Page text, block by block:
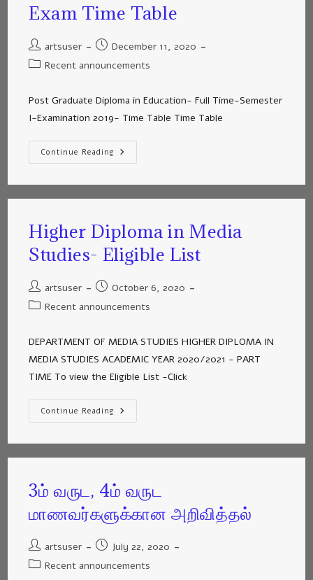
Exam Time Table
artsuser
December 11, 2020
Recent announcements
Post Graduate Diploma in Education- Full Time-Semester
I-Examination 2019- Time Table Time Table
Continue Reading
Higher Diploma in Media
Studies- Eligible List
artsuser
October 6, 2020
Recent announcements
DEPARTMENT OF MEDIA STUDIES HIGHER DIPLOMA IN
MEDIA STUDIES ACADEMIC YEAR 2020/2021 - PART
TIME To view the Eligible List -Click
Continue Reading
3ம் வருட, 4ம் வருட
மாணவர்களுக்கான அறிவித்தல்
artsuser
July 22, 2020
Recent announcements